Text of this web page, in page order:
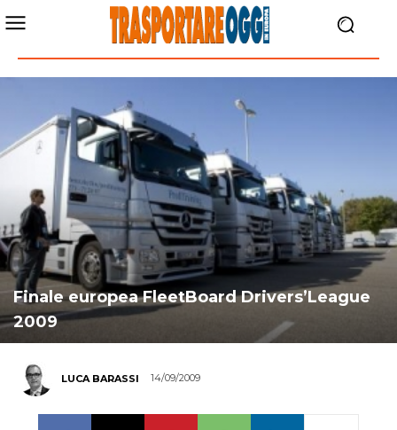
Finale europea FleetBoard Drivers’League
2009
LUCA BARASSI 14/09/2009